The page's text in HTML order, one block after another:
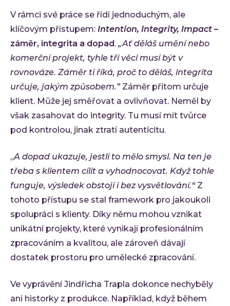
V rámci své práce se řídí jednoduchým, ale
klíčovým přístupem: Intention, Integrity, Impact –
záměr, integrita a dopad. „Ať děláš umění nebo
komerční projekt, tyhle tři věci musí být v
rovnováze. Záměr ti říká, proč to děláš, integrita
určuje, jakým způsobem.” Záměr přitom určuje
klient. Může jej směřovat a ovlivňovat. Neměl by
však zasahovat do integrity. Tu musí mít tvůrce
pod kontrolou, jinak ztratí autenticitu.
„A dopad ukazuje, jestli to mělo smysl. Na ten je
třeba s klientem cílit a vyhodnocovat. Když tohle
funguje, výsledek obstojí i bez vysvětlování.“ Z
tohoto přístupu se stal framework pro jakoukoli
spolupráci s klienty. Díky němu mohou vznikat
unikátní projekty, které vynikají profesionálním
zpracováním a kvalitou, ale zároveň dávají
dostatek prostoru pro umělecké zpracování.
Ve vyprávění Jindřicha Trapla dokonce nechyběly
ani historky z produkce. Například, když během